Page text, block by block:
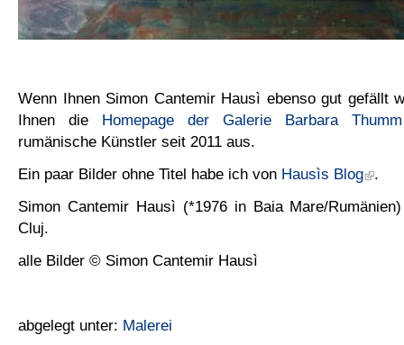
Wenn Ihnen Simon Cantemir Hausì ebenso gut gefällt
Ihnen die Homepage der Galerie Barbara Thumm
rumänische Künstler seit 2011 aus.
Ein paar Bilder ohne Titel habe ich von Hausìs Blog
.
Simon Cantemir Hausì (*1976 in Baia Mare/
Cluj.
alle Bilder © Simon Cantemir Hausì
abgelegt unter: Malerei